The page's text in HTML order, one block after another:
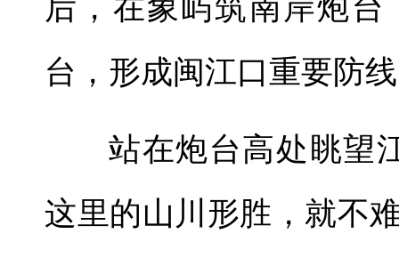
后，在象屿筑南岸炮
台，形成闽江口重要防
站在炮台高处眺望
这里的山川形胜，就不